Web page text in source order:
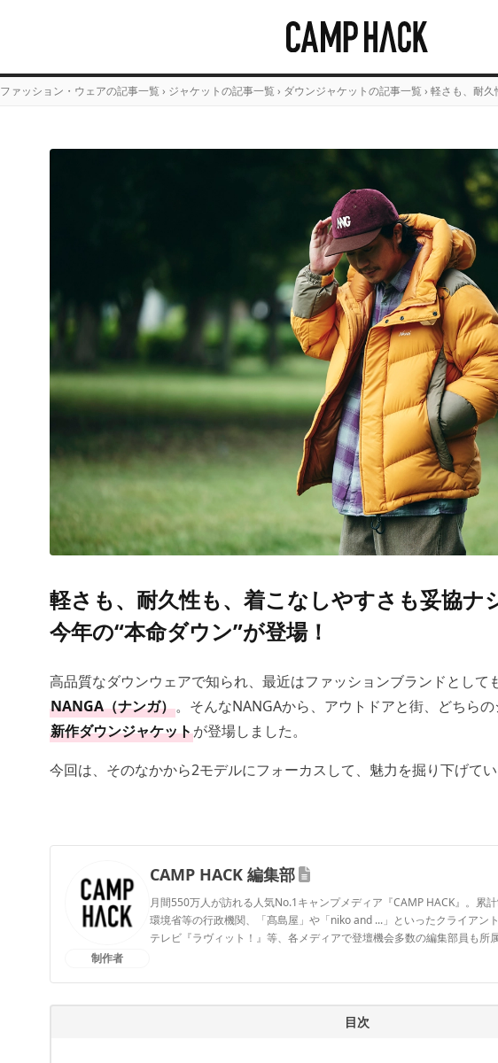
ファッション・ウェアの記事一覧 › ジャケットの記事一覧 › ダウンジャケットの記事一覧 › 軽さも、耐久
軽さも、耐久性も、着こなしやすさも妥協ナ
今年の“本命ダウン”が登場！
高品質なダウンウェアで知られ、最近はファッションブランドとして
NANGA（ナンガ）。そんなNANGAから、アウトドアと街、どちら
新作ダウンジャケットが登場しました。
今回は、そのなかから2モデルにフォーカスして、魅力を掘り下げてい
制作者
CAMP HACK 編集部
月間550万人が訪れる人気No.1キャンプメディア『CAMP HACK』。累
環境省等の行政機関、「髙島屋」や「niko and ...」といったクライアン
テレビ『ラヴィット！』等、各メディアで登壇機会多数の編集部員も所属
目次